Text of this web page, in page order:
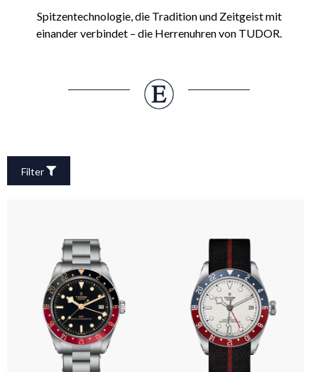
Spitzentechnologie, die Tradition und Zeitgeist mit
einander verbindet – die Herrenuhren von TUDOR.
Filter